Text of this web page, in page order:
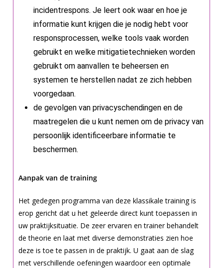
incidentrespons. Je leert ook waar en hoe je
informatie kunt krijgen die je nodig hebt voor
responsprocessen, welke tools vaak worden
gebruikt en welke mitigatietechnieken worden
gebruikt om aanvallen te beheersen en
systemen te herstellen nadat ze zich hebben
voorgedaan.
de gevolgen van privacyschendingen en de
maatregelen die u kunt nemen om de privacy van
persoonlijk identificeerbare informatie te
beschermen.
Aanpak van de training
Het gedegen programma van deze klassikale training is
erop gericht dat u het geleerde direct kunt toepassen in
uw praktijksituatie. De zeer ervaren en trainer behandelt
de theorie en laat met diverse demonstraties zien hoe
deze is toe te passen in de praktijk. U gaat aan de slag
met verschillende oefeningen waardoor een optimale